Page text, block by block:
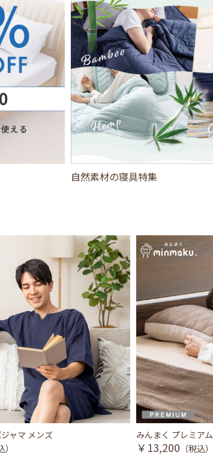
自然素材の寝具特集
ャマ メンズ
）
みんまく プレミアム
￥13,200 （税込）